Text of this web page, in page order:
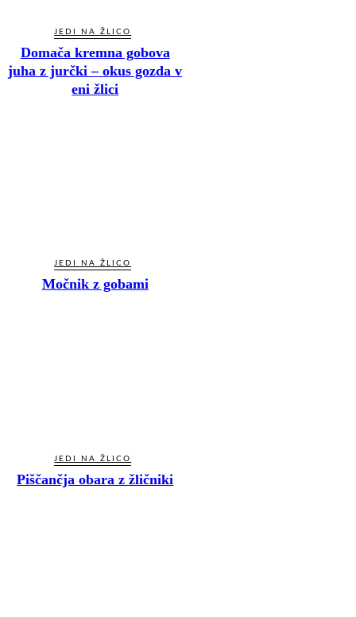
JEDI NA ŽLICO
Domača kremna gobova
juha z jurčki – okus gozda v
eni žlici
JEDI NA ŽLICO
Močnik z gobami
JEDI NA ŽLICO
Piščančja obara z žličniki